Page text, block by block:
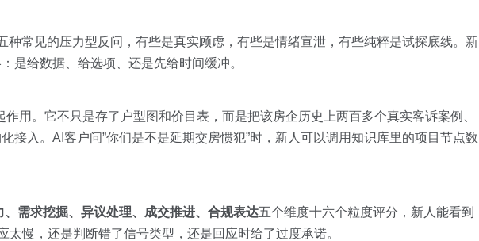
种常见的压力型反问，有些是真实顾虑，有些是情绪宣泄，有些纯粹是试探底线。新
是给数据、给选项、还是先给时间缓冲。
作用。它不只是存了户型图和价目表，而是把该房企历史上两百多个真实客诉案例、
接入。AI客户问”你们是不是延期交房惯犯”时，新人可以调用知识库里的项目节点数
、需求挖掘、异议处理、成交推进、合规表达五个维度十六个粒度评分，新人能看到
太慢，还是判断错了信号类型，还是回应时给了过度承诺。